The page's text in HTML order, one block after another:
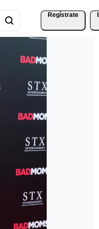
Regístrate